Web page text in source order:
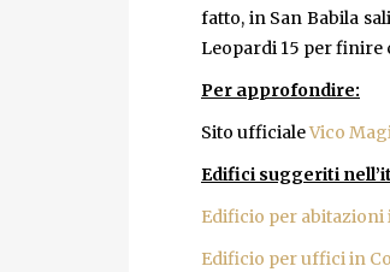
fatto, in San Babila
Leopardi 15 per finire
Per approfondire:
Sito ufficialeVico
Edifici suggeriti
Edificio per abitazioni
Edificio per uffici in